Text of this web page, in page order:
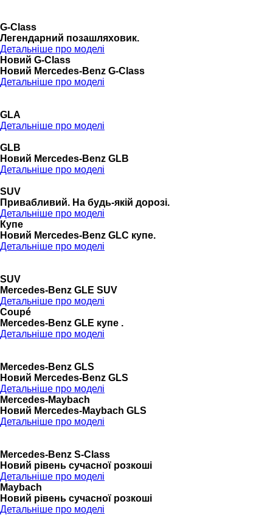
G-Class
Легендарний позашляховик.
Детальніше про моделі
Новий G-Class
Новий Mercedes-Benz G-Class
Детальніше про моделі
GLA
Детальніше про моделі
GLB
Новий Mercedes-Benz GLB
Детальніше про моделі
SUV
Привабливий. На будь-якій дорозі.
Детальніше про моделі
Купе
Новий Mercedes-Benz GLС купе.
Детальніше про моделі
SUV
Mercedes-Benz GLE SUV
Детальніше про моделі
Coupé
Mercedes-Benz GLE купе .
Детальніше про моделі
Mercedes-Benz GLS
Новий Mercedes-Benz GLS
Детальніше про моделі
Mercedes-Maybach
Новий Mercedes-Maybach GLS
Детальніше про моделі
Mercedes-Benz S-Class
Новий рівень сучасної розкоші
Детальніше про моделі
Maybach
Новий рівень сучасної розкоші
Детальніше про моделі